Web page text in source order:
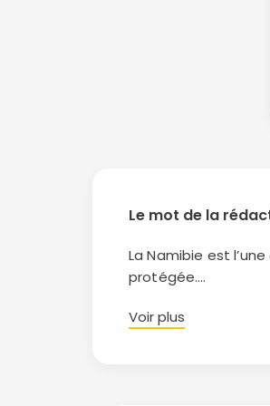
Le mot de la
La Namibie est
protégée.
lodge), à bord
Voir plus